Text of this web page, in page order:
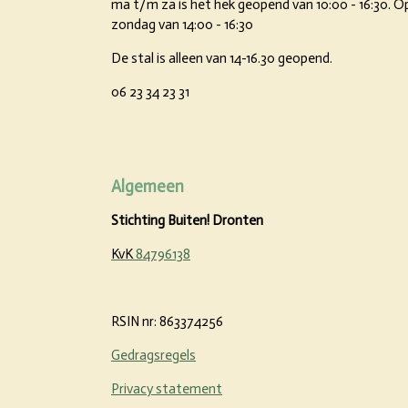
ma t/m za is het hek geopend van 10:00 - 16:30.
zondag van 14:00 - 16:30
De stal is alleen van 14-16.30 geopend.
06 23 34 23 31
Algemeen
Stichting Buiten! Dronten
KvK84796138
RSIN nr: 863374256
Gedragsregels
Privacy statement